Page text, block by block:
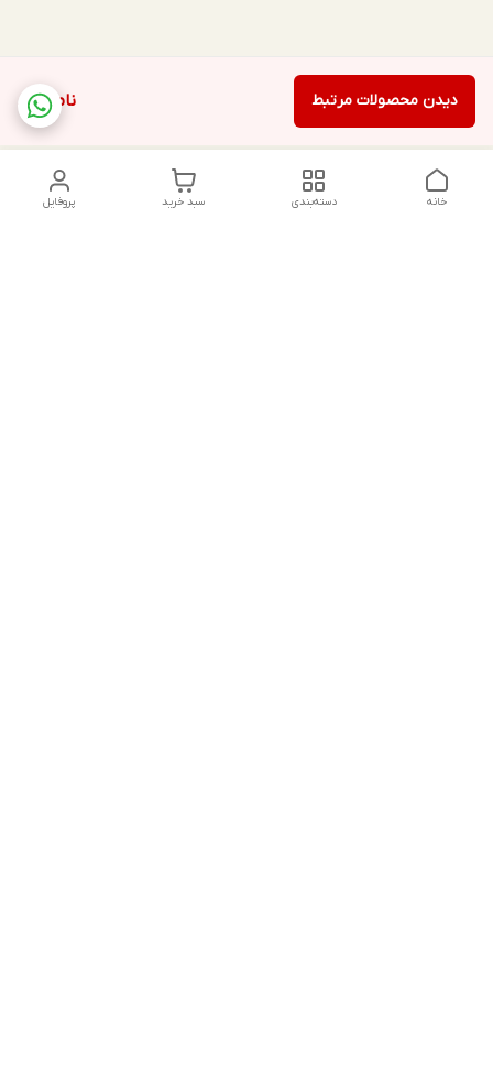
ناموجود دیدن محصولات مرتبط
پروفایل سبد خرید دسته‌بندی خانه